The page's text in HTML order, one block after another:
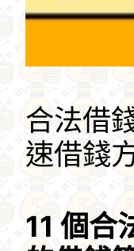
合法借
速借錢
11 個合